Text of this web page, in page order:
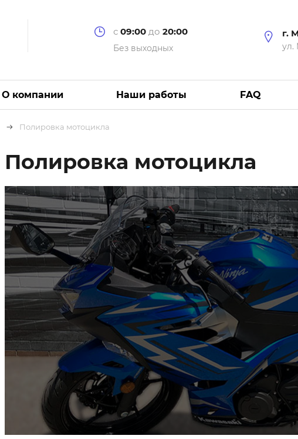
с 09:00до 20:00
Без выходных
г.
ул.
О компании Наши работы FAQ
Полировка мотоцикла
Полировка мотоцикла